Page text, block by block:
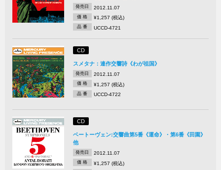
発売日 2012.11.07
価 格 ¥1,257 (税込)
品 番 UCCD-4721
CD
スメタナ：連作交響詩《わが祖国》
発売日 2012.11.07
価 格 ¥1,257 (税込)
品 番 UCCD-4722
CD
ベートーヴェン:交響曲第5番《運命》・第6番《田園》
他
発売日 2012.11.07
価 格 ¥1,257 (税込)